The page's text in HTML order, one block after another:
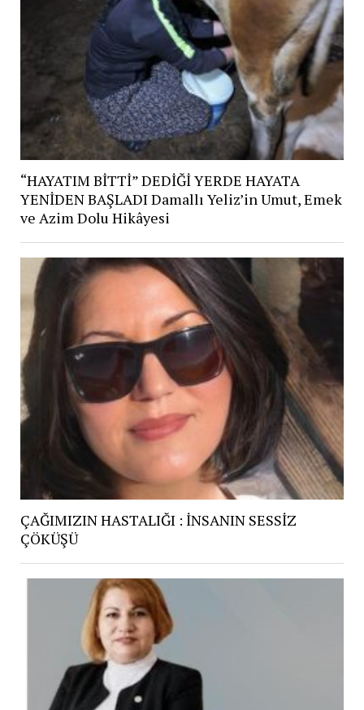
“HAYATIM BİTTİ” DEDİĞİ YERDE HAYATA
YENİDEN BAŞLADI Damallı Yeliz’in Umut, Emek
ve Azim Dolu Hikâyesi
ÇAĞIMIZIN HASTALIĞI : İNSANIN SESSİZ
ÇÖKÜŞÜ